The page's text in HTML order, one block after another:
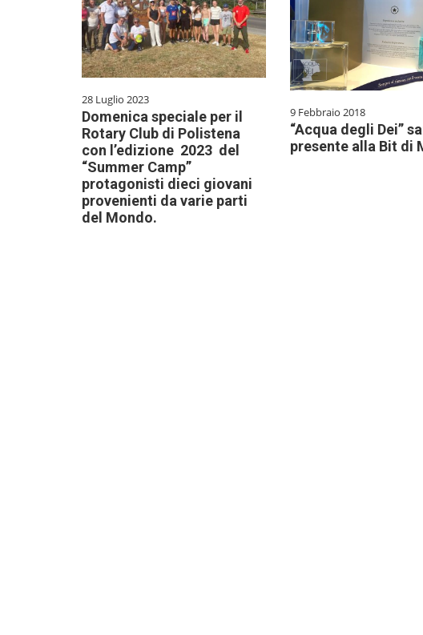
28 Luglio 2023
Domenica speciale per il
Rotary Club di Polistena
con l’edizione 2023 del
“Summer Camp”
protagonisti dieci giovani
provenienti da varie parti
del Mondo.
9 Febbraio 2018
“Acqua degli Dei”
presente alla Bit di